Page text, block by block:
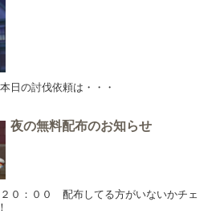
日の討伐依頼は・・・
夜の無料配布のお知らせ
０：００ 配布してる方がいないかチェ